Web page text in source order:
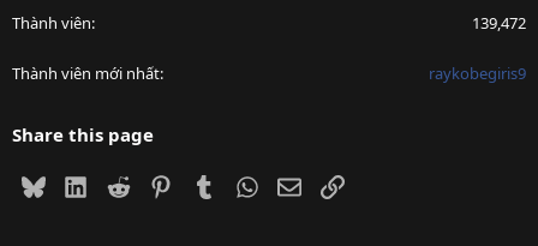
Thành viên 139,472
Thành viên mới nhất raykobegiris9
Share this page
BlueskyLinkedIn
Reddit PinterestTumblrWhatsApp
EmailLink